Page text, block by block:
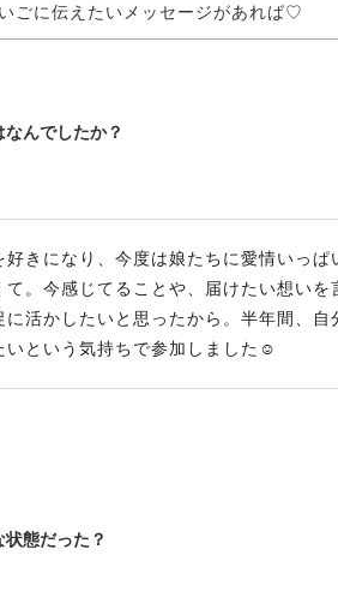
ごに伝えたいメッセージがあれば♡
んでしたか？
好きになり、今度は娘たちに愛情いっ
て。今感じてることや、届けたい想い
活かしたいと思ったから。半年間、
いという気持ちで参加しました☺️
態だった？